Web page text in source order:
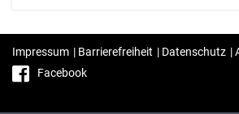
Impressum | Barrierefreiheit | Datenschutz |
Facebook